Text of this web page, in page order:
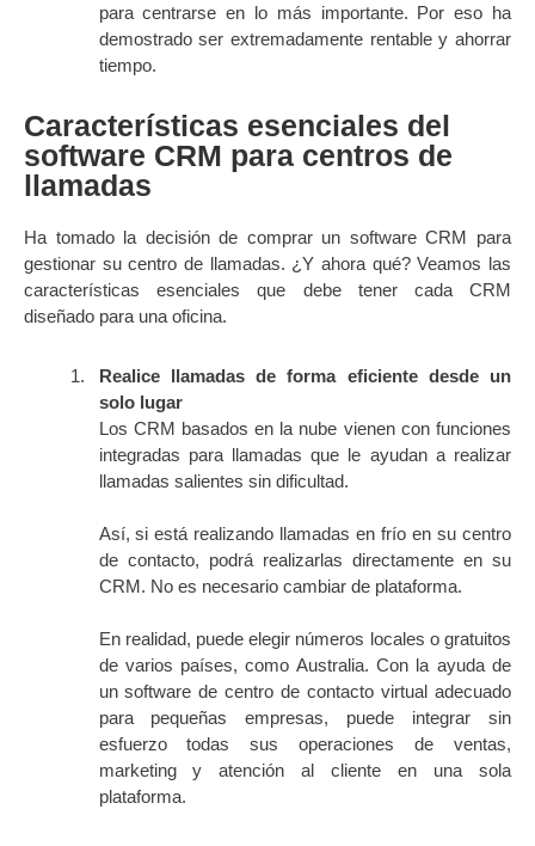
para centrarse en lo más importante. Por eso ha
demostrado ser extremadamente rentable y ahorrar
tiempo.
Características esenciales del
software CRM para centros de
llamadas
Ha tomado la decisión de comprar un software CRM para
gestionar su centro de llamadas. ¿Y ahora qué? Veamos las
características esenciales que debe tener cada CRM
diseñado para una oficina.
Realice llamadas de forma eficiente desde un
solo lugar
Los CRM basados en la nube vienen con funciones
integradas para llamadas que le ayudan a realizar
llamadas salientes sin dificultad.
Así, si está realizando llamadas en frío en su centro
de contacto, podrá realizarlas directamente en su
CRM. No es necesario cambiar de plataforma.
En realidad, puede elegir números locales o gratuitos
de varios países, como Australia. Con la ayuda de
un software de centro de contacto virtual adecuado
para pequeñas empresas, puede integrar sin
esfuerzo todas sus operaciones de ventas,
marketing y atención al cliente en una sola
plataforma.